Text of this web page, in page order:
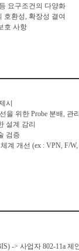
요구조건의 다양화
호환성, 확장성 결여
호 사항
시
을 위한 Probe 분배, 관
설계 감리
검증
계 개선 (ex : VPN, F/
-> 사업자 802-11a 제